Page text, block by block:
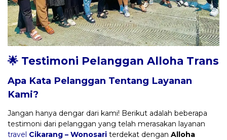
🌟 Testimoni Pelanggan Alloha Trans
Apa Kata Pelanggan Tentang Layanan
Kami?
Jangan hanya dengar dari kami! Berikut adalah beberapa
testimoni dari pelanggan yang telah merasakan layanan
travel Cikarang – Wonosari terdekat dengan Alloha